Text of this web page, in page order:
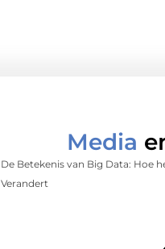
Media
De Betekenis van Big Data: Hoe
Verandert